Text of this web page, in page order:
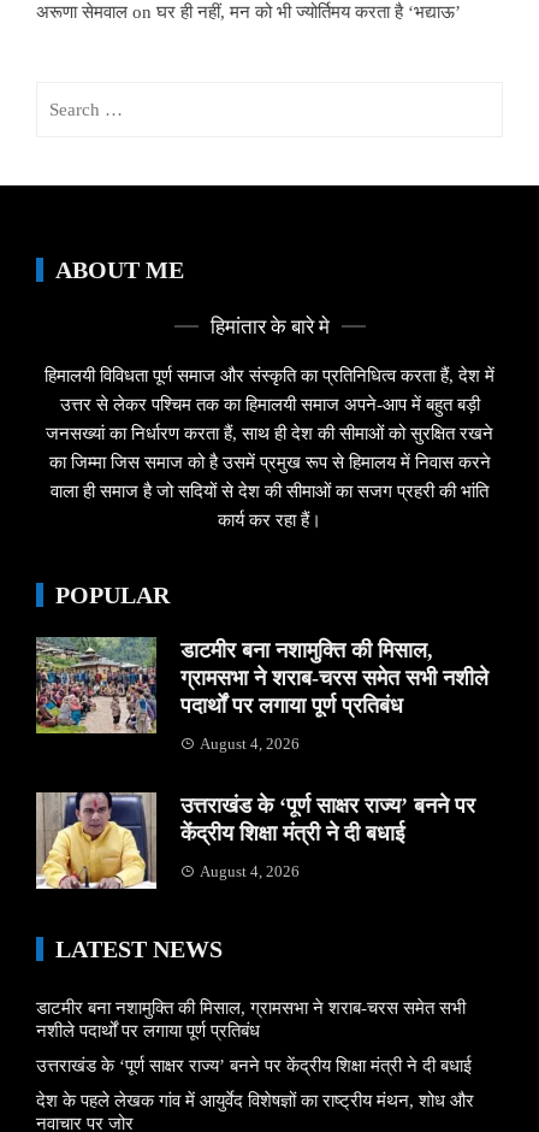
अरूणा सेमवाल onघर ही नहीं, मन को भी ज्योर्तिमय करता है ‘भद्याऊ’
ABOUT ME
हिमांतार के बारे मे
हिमालयी विविधता पूर्ण समाज और संस्कृति का प्रतिनिधित्व करता हैं, देश में
उत्तर से लेकर पश्चिम तक का हिमालयी समाज अपने-आप में बहुत बड़ी
जनसख्यां का निर्धारण करता हैं, साथ ही देश की सीमाओं को सुरक्षित रखने
का जिम्मा जिस समाज को है उसमें प्रमुख रूप से हिमालय में निवास करने
वाला ही समाज है जो सदियों से देश की सीमाओं का सजग प्रहरी की भांति
कार्य कर रहा हैं।
POPULAR
डाटमीर बना नशामुक्ति की मिसाल,
ग्रामसभा ने शराब-चरस समेत सभी नशीले
पदार्थों पर लगाया पूर्ण प्रतिबंध
August 4, 2026
उत्तराखंड के ‘पूर्ण साक्षर राज्य’ बनने पर
केंद्रीय शिक्षा मंत्री ने दी बधाई
August 4, 2026
LATEST NEWS
डाटमीर बना नशामुक्ति की मिसाल, ग्रामसभा ने शराब-चरस समेत सभी
नशीले पदार्थों पर लगाया पूर्ण प्रतिबंध
उत्तराखंड के ‘पूर्ण साक्षर राज्य’ बनने पर केंद्रीय शिक्षा मंत्री ने दी बधाई
देश के पहले लेखक गांव में आयुर्वेद विशेषज्ञों का राष्ट्रीय मंथन, शोध और
नवाचार पर जोर